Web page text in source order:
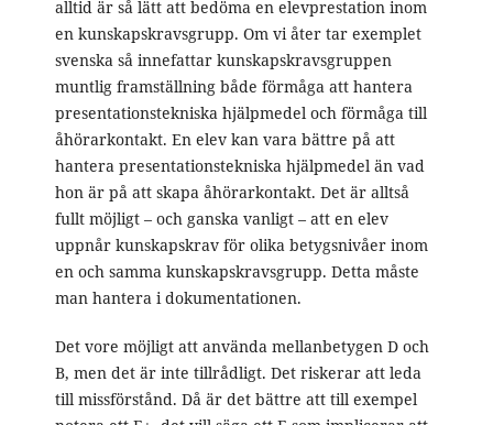
alltid är så lätt att bedöma en elevprestation inom
en kunskapskravsgrupp. Om vi åter tar exemplet
svenska så innefattar kunskapskravsgruppen
muntlig framställning både förmåga att hantera
presentationstekniska hjälpmedel och förmåga till
åhörarkontakt. En elev kan vara bättre på att
hantera presentationstekniska hjälpmedel än vad
hon är på att skapa åhörarkontakt. Det är alltså
fullt möjligt – och ganska vanligt – att en elev
uppnår kunskapskrav för olika betygsnivåer inom
en och samma kunskapskravsgrupp. Detta måste
man hantera i dokumentationen.
Det vore möjligt att använda mellanbetygen D och
B, men det är inte tillrådligt. Det riskerar att leda
till missförstånd. Då är det bättre att till exempel